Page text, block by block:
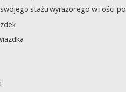
stażu wyrażonego w ilości